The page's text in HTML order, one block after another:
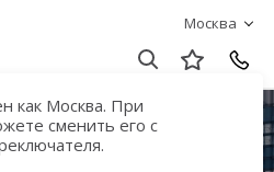
Москва
как Москва. При
сменить его с
34»